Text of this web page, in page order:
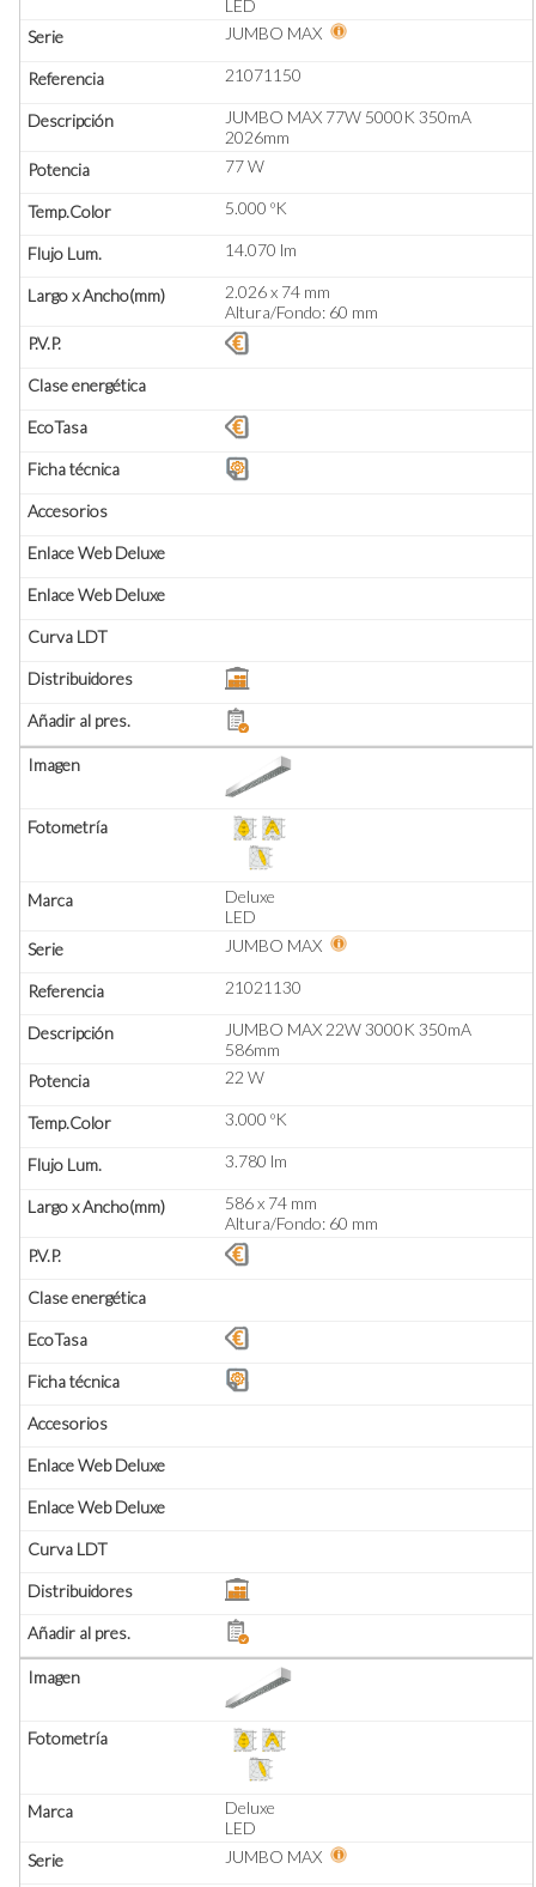
LED
JUMBO MAX
21071150
JUMBO MAX 77W 5000K 350mA
2026mm
77 W
5.000 ºK
14.070 lm
2.026 x 74 mm
Altura/Fondo: 60 mm
Deluxe
LED
JUMBO MAX
21021130
JUMBO MAX 22W 3000K 350mA
586mm
22 W
3.000 ºK
3.780 lm
586 x 74 mm
Altura/Fondo: 60 mm
Deluxe
LED
JUMBO MAX